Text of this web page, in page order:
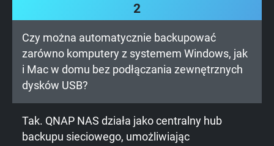
2
Czy można automatycznie backupować
zarówno komputery z systemem Windows, jak
i Mac w domu bez podłączania zewnętrznych
dysków USB?
Tak. QNAP NAS działa jako centralny hub
backupu sieciowego, umożliwiając